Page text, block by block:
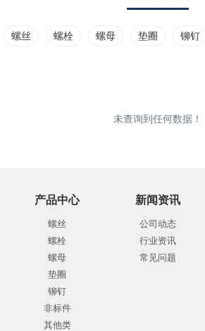
螺丝 螺栓 螺母 垫圈 铆钉
未查询到任何数据！
产品中心
螺丝
螺栓
螺母
垫圈
铆钉
非标件
其他类
新闻资讯
公司动态
行业资讯
常见问题